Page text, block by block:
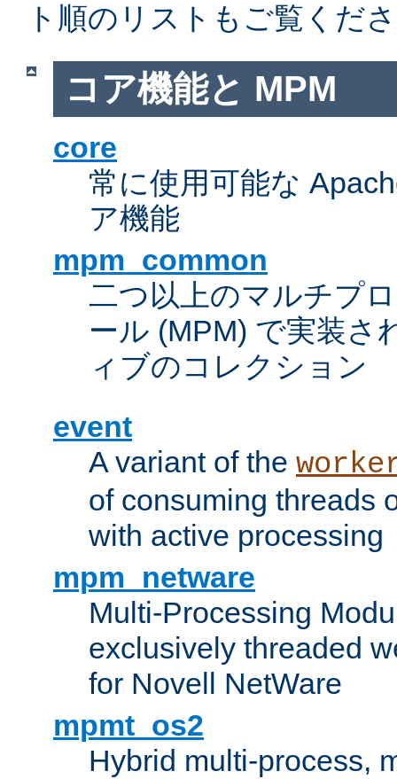
ト順のリストもご覧くだ
コア機能と MPM
core
常に使用可能な
ア機能
mpm_common
二つ以上のマルチプ
ール (MPM) で実装さ
ィブのコレクション
event
A variant of the
of consuming threads
with active processing
mpm_netware
Multi-Processing
exclusively threaded
for Novell NetWare
mpmt_os2
Hybrid multi-process,